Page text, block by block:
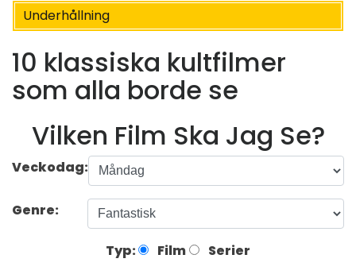
Underhållning
10 klassiska kultfilmer
som alla borde se
Vilken Film Ska Jag Se?
Veckodag:
Genre:
Typ: Film Serier